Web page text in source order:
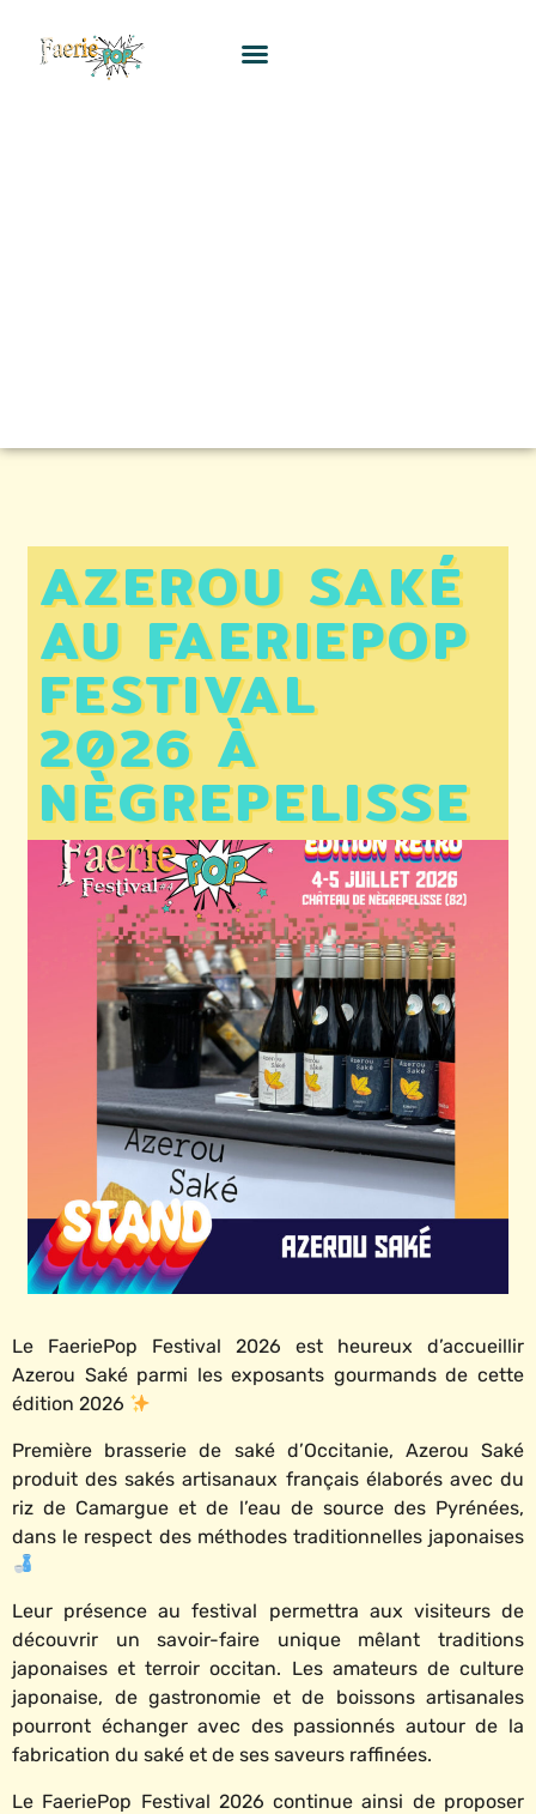
AZEROU SAKÉ
AU FAERIEPOP
FESTIVAL
2026 À
NÈGREPELISSE
Le FaeriePop Festival 2026 est heureux d’accueillir
Azerou Saké parmi les exposants gourmands de cette
édition 2026
Première brasserie de saké d’Occitanie, Azerou Saké
produit des sakés artisanaux français élaborés avec du
riz de Camargue et de l’eau de source des Pyrénées,
dans le respect des méthodes traditionnelles japonaises
Leur présence au festival permettra aux visiteurs de
découvrir un savoir-faire unique mêlant traditions
japonaises et terroir occitan. Les amateurs de culture
japonaise, de gastronomie et de boissons artisanales
pourront échanger avec des passionnés autour de la
fabrication du saké et de ses saveurs raffinées.
Le FaeriePop Festival 2026 continue ainsi de proposer